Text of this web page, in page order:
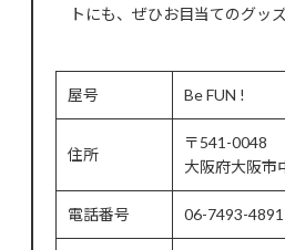
トにも、ぜひお目当てのグッ
屋号 Be FUN !
住所
〒541-0048
大阪府大阪市
電話番号 06-7493-4891